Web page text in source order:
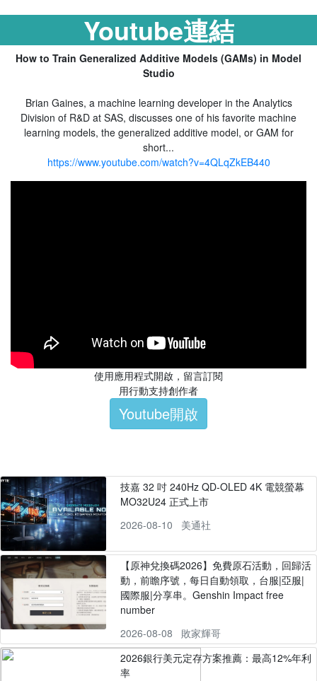
Youtube連結
How to Train Generalized Additive Models (GAMs) in Model
Studio
Brian Gaines, a machine learning developer in the Analytics
Division of R&D at SAS, discusses one of his favorite machine
learning models, the generalized additive model, or GAM for
short...
https://www.youtube.com/watch?v=4QLqZkEB440
使用應用程式開啟，留言訂閱
用行動支持創作者
Youtube開啟
技嘉 32 吋 240Hz QD-OLED 4K 電競螢幕
MO32U24 正式上市
2026-08-10
美通社
【原神兌換碼2026】免費原石活動，回歸活
動，前瞻序號，每日自動領取，台服|亞服|
國際服|分享串。Genshin Impact free
number
2026-08-08
敗家輝哥
2026銀行美元定存方案推薦：最高12%年利
率